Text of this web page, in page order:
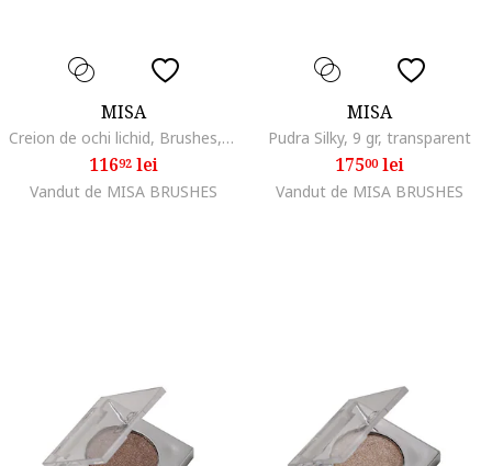
MISA
Creion de ochi lichid, Brushes, negru intens, rezistent, 10 ml
11692lei
Vandut de MISA BRUSHES
MISA
Pudra Silky, 9 gr, transparent
17500lei
Vandut de MISA BRUSHES